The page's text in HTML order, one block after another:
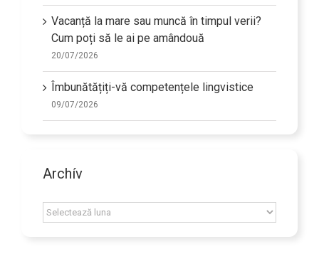
Vacanță la mare sau muncă în timpul verii?
Cum poți să le ai pe amândouă
20/07/2026
Îmbunătățiți-vă competențele lingvistice
09/07/2026
Archív
Archív